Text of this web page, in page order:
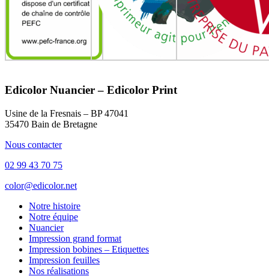
Edicolor Nuancier – Edicolor Print
Usine de la Fresnais – BP 47041
35470 Bain de Bretagne
Nous contacter
02 99 43 70 75
color@edicolor.net
Notre histoire
Notre équipe
Nuancier
Impression grand format
Impression bobines – Etiquettes
Impression feuilles
Nos réalisations